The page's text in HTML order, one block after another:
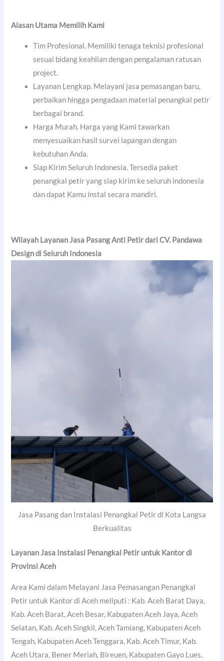
Alasan Utama Memilih Kami
Tim Profesional. Memiliki tenaga teknisi profesional
sesuai bidang keahlian dengan pengalaman ratusan
project.
Layanan Lengkap. Melayani jasa pemasangan baru,
perbaikan hingga pengadaan material penangkal petir
berbagai brand.
Harga Murah. Harga yang Kami tawarkan
menyesuaikan hasil survei lapangan dengan
kebutuhan Anda.
Siap Kirim Seluruh Indonesia. Tersedia paket
penangkal petir yang siap kirim ke seluruh indonesia
dan dapat Kamu instal secara mandiri.
Wilayah Layanan Jasa Pasang Anti Petir dari CV. Pandawa
Design di Seluruh Indonesia
Jasa Pasang dan Instalasi Penangkal Petir di Kota Langsa
Berkualitas
Layanan Jasa Instalasi Penangkal Petir untuk Kantor di
Provinsi Aceh
Area Kami dalam Melayani Jasa Pemasangan Penangkal
Petir untuk Kantor di Aceh meliputi : Kab. Aceh Barat Daya,
Kab. Aceh Barat, Aceh Besar, Kabupaten Aceh Jaya, Aceh
Selatan, Kab. Aceh Singkil, Aceh Tamiang, Kabupaten Aceh
Tengah, Kabupaten Aceh Tenggara, Kab. Aceh Timur, Kab.
Aceh Utara, Bener Meriah, Bireuen, Kabupaten Gayo Lues,